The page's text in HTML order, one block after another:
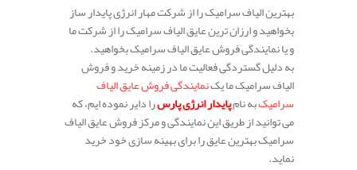
بهترین الیاف سرامیک را از شرکت مهار انرژی پایدار ساز
بخواهید و ارزان ترین عایق الیاف سرامیک را از شرکت ما
و یا نمایندگی فروش عایق الیاف سرامیک بخواهید.
به دلیل گستردگی فعالیت ما در زمینه خرید و فروش
الیاف سرامیک ما یکنمایندگی فروش عایق الیاف
سرامیکبه نامپایدار انرژی پارسرا دایر نموده ایم، که
می توانید از طریق این نمایندگی و مرکز فروش عایق الیاف
سرامیک بهترین عایق را برای بهینه سازی خود خرید
نماید.